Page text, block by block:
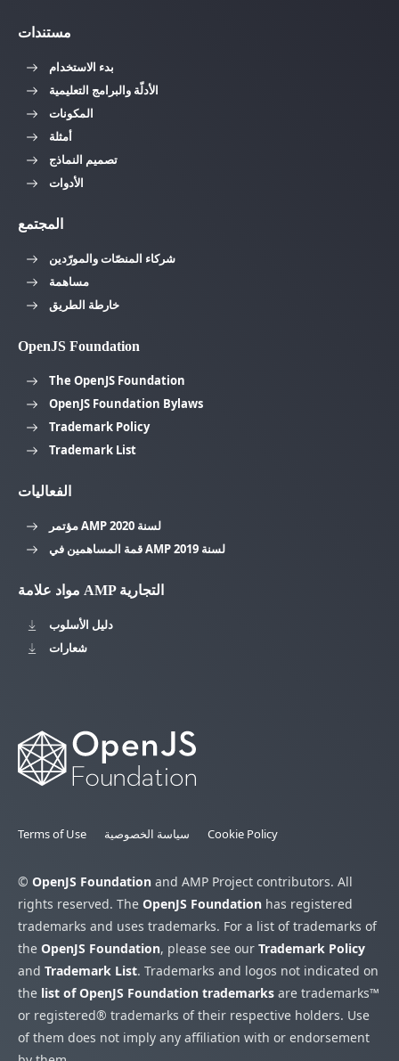
مستندات
بدء الاستخدام
الأدلّة والبرامج التعليمية
المكونات
أمثلة
تصميم النماذج
الأدوات
المجتمع
شركاء المنصّات والمورّدين
مساهمة
خارطة الطريق
OpenJS Foundation
The OpenJS Foundation
OpenJS Foundation Bylaws
Trademark Policy
Trademark List
الفعاليات
مؤتمر AMP لسنة 2020
قمة المساهمين في AMP لسنة 2019
مواد علامة AMP التجارية
دليل الأسلوب
شعارات
Terms of Use سياسة الخصوصية Cookie Policy
© OpenJS Foundation and AMP Project contributors. All
rights reserved. The OpenJS Foundation has registered
trademarks and uses trademarks. For a list of trademarks of
the OpenJS Foundation, please see our Trademark Policy
and Trademark List. Trademarks and logos not indicated on
the list of OpenJS Foundation trademarks are trademarks™
or registered® trademarks of their respective holders. Use
of them does not imply any affiliation with or endorsement